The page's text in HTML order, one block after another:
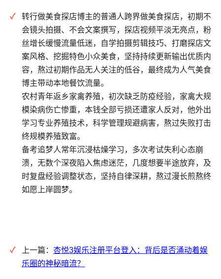
转行做美食探店博主的普通人跨界做美食探店，初期不
会镜头拍摄、不会文案撰写，探店视频平淡无亮点，粉
丝增长缓慢流量低迷，自学拍摄剪辑技巧、打磨探店文
案风格、挖掘特色小众美食，坚持持续更新输出优质内
容，熬过初期作品无人关注的低谷，最终成为人气美食
博主带动本地餐饮流量。
农村青年返乡家禽养殖，初次缺乏防疫经验，家禽大规
模染病伤亡惨重，本钱全部亏损还遭家人反对，他外出
学习专业养殖技术，科学管理规避病害，熬过失败打击
终规模养殖致富。
备考追梦人常年沉浸枯燥学习，多次考试失利心态崩
溃，无数个深夜陷入焦虑迷茫，几度想要半途放弃，及
时复盘经验调整状态，坚持自律深耕，熬过漫长煎熬终
如愿上岸圆梦。
上一篇： 杏悦3娱乐注册平台登入：背后是否涌动着娱
乐圈的神秘暗流？